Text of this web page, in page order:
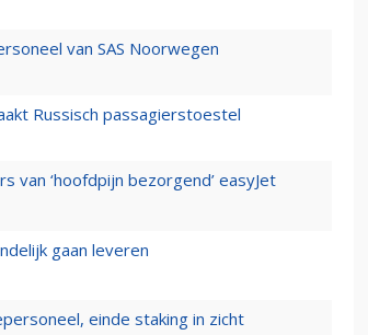
van SAS Noorwegen
Russisch passagierstoestel
van ‘hoofdpijn bezorgend’ easyJet
gaan leveren
einde staking in zicht